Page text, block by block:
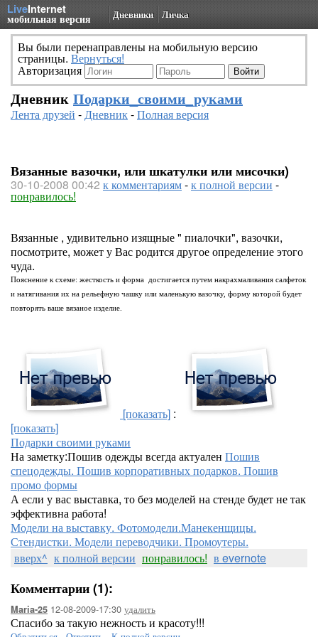
LiveInternet
мобильная версия Дневники Личка
Вы были перенаправлены на мобильную версию
страницы. Вернуться!
Авторизация
Дневник Подарки_своими_руками
Лента друзей -Дневник-Полная версия
Вязанные вазочки, или шкатулки или мисочки)
30-10-2008 00:42 к комментариям-к полной версии -
понравилось!
Вязанные , удивительно изящные " пиалочки", вазочки,
посмотрите, может у Вас родится другое определение этого
чуда.
Пояснение к схеме: жесткость и форма достигается путем накрахмаливания салфеток
и натягивания их на рельефную чашку или маленькую вазочку, форму которой будет
повторять ваше вязаное изделие.
[показать] :
[показать]
Подарки своими руками
На заметку:Пошив одежды всегда актуален Пошив
спецодежды. Пошив корпоративных подарков. Пошив
промо формы
А если у вас выставка, то без моделей на стенде будет не так
эффективна работа!
Модели на выставку. Фотомодели.Манекенщицы.
Стендистки. Модели переводчики. Промоутеры.
вверх^ к полной версии понравилось! в evernote
Комментарии (1):
Maria-25 12-08-2009-17:30 удалить
Спасибо за такую нежность и красоту!!!